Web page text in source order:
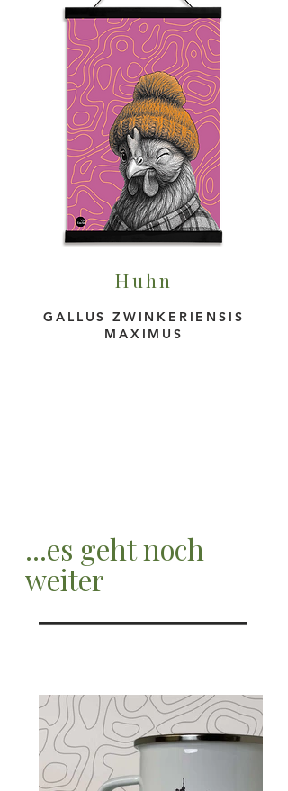
Huhn
GALLUS ZWINKERIENSIS
MAXIMUS
...es geht noch
weiter